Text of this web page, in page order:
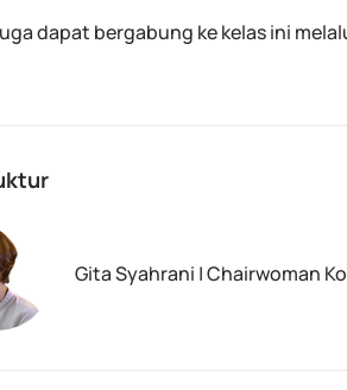
dapat bergabung ke kelas ini
Gita Syahrani | Chairwoman